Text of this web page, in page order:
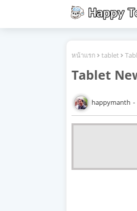
หน้าแรก tablet
Tablet
happymanth